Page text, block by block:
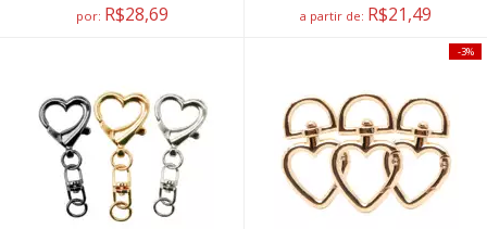
por: R$28,69 a partir de: R$21,49
3%